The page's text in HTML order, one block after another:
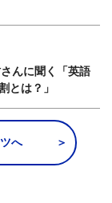
んに聞く「英語
とは？」
へ